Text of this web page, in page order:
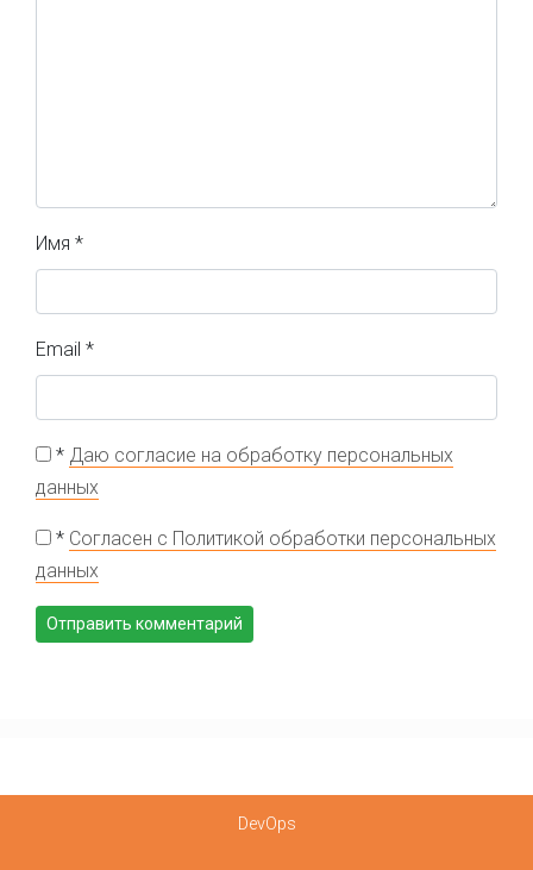
Имя *
Email *
* Даю согласие на обработку персональных
данных
* Согласен с Политикой обработки персональных
данных
DevOps